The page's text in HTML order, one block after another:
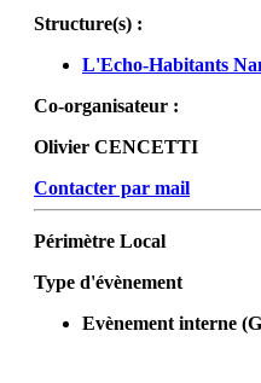
Structure(s) :
L'Echo-Habitants
Co-organisateur :
Olivier CENCETTI
Contacter par mail
Périmètre Local
Type d'évènement
Evènement interne